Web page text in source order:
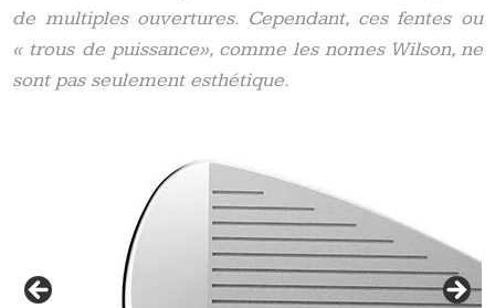
de multiples ouvertures. Cependant, ces fentes ou
« trous de puissance», comme les nomes Wilson, ne
sont pas seulement esthétique.